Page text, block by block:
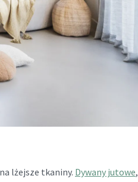
lżejsze tkaniny. Dywany jutowe,